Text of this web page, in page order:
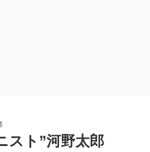
スト”河野太郎